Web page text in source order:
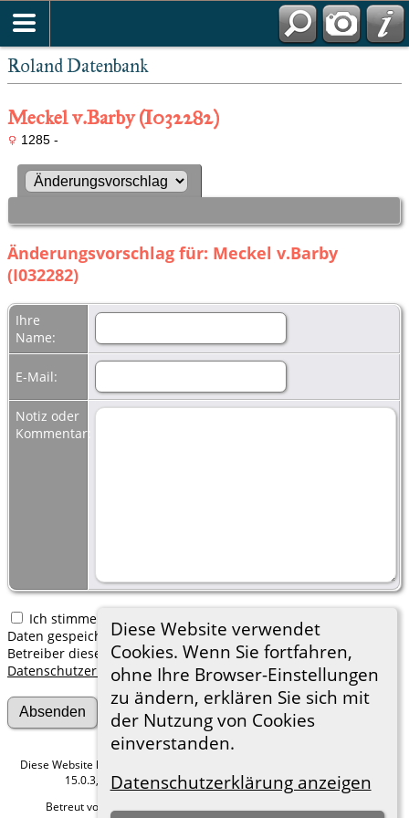
Roland Datenbank
Diese Website verwendet
Cookies. Wenn Sie fortfahren,
ohne Ihre Browser-Einstellungen
zu ändern, erklären Sie sich mit
der Nutzung von Cookies
einverstanden.
Datenschutzerklärung anzeigen
Meckel v.Barby (I032282)
1285 -
Änderungsvorschlag für: Meckel v.Barby
(I032282)
Ihre
Name:
E-Mail:
Notiz oder
Kommentar:
Ich stimme zu, dass meine hier erfassten persönlichen
Daten gespeichert werden. Ich verstehe, dass ich jederzeit den
Betreiber dieser Website bitten kann, diese Daten zu löschen.
Datenschutzerklärung
Diese Website läuft mit
15.0.3, programmiert von Darrin Lythgoe © 2001-2026.
Betreut von